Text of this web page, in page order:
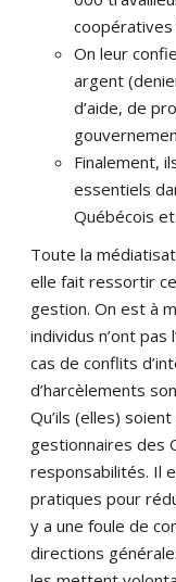
coopératives
On leur
argent
d’aide, de
Finalement,
essentiels
Québécois
Toute la
elle fait ressortir
gestion. On est à
individus n’ont
cas de conflits
d’harcèlements
Qu’ils (elles)
gestionnaires des
responsabilités. Il
pratiques pour
y a une foule de
directions